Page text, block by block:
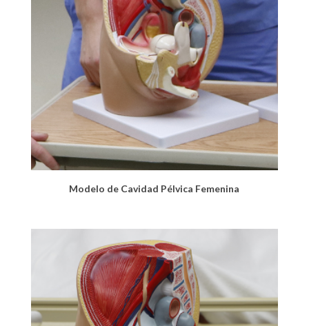
Modelo de Cavidad Pélvica Femenina